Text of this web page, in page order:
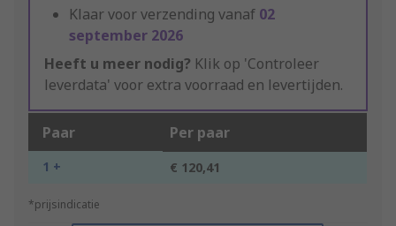
Klaar voor verzending vanaf 02
september 2026
Heeft u meer nodig? Klik op 'Controleer
leverdata' voor extra voorraad en levertijden.
Paar Per paar
1 + € 120,41
*prijsindicatie